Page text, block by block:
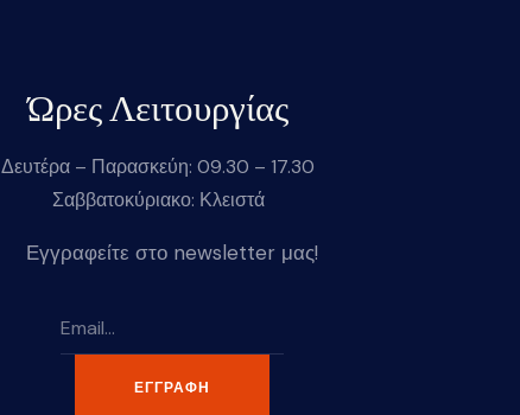
Ώρες Λειτουργίας
Δευτέρα – Παρασκεύη: 09.30 – 17.30
Σαββατοκύριακο: Κλειστά
Εγγραφείτε στο newsletter μας!
ΕΓΓΡΑΦΉ